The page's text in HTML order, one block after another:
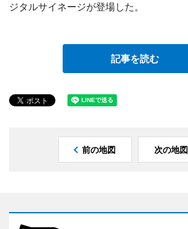
ジタルサイネージが登場した。
記事を読む
前の地図 次の地図